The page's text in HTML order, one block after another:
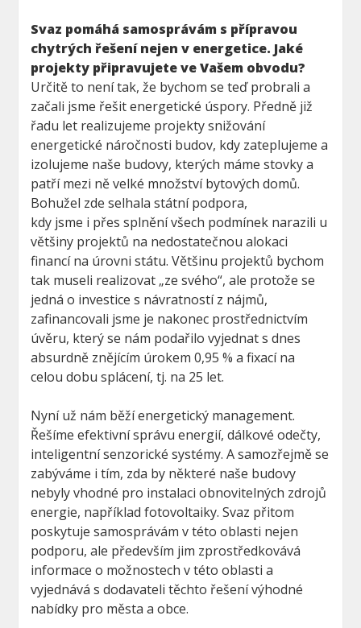
Svaz pomáhá samosprávám s přípravou
chytrých řešení nejen v energetice. Jaké
projekty připravujete ve Vašem obvodu?
Určitě to není tak, že bychom se teď probrali a
začali jsme řešit energetické úspory. Předně již
řadu let realizujeme projekty snižování
energetické náročnosti budov, kdy zateplujeme a
izolujeme naše budovy, kterých máme stovky a
patří mezi ně velké množství bytových domů.
Bohužel zde selhala státní podpora,
kdy jsme i přes splnění všech podmínek narazili u
většiny projektů na nedostatečnou alokaci
financí na úrovni státu. Většinu projektů bychom
tak museli realizovat „ze svého“, ale protože se
jedná o investice s návratností z nájmů,
zafinancovali jsme je nakonec prostřednictvím
úvěru, který se nám podařilo vyjednat s dnes
absurdně znějícím úrokem 0,95 % a fixací na
celou dobu splácení, tj. na 25 let.
Nyní už nám běží energetický management.
Řešíme efektivní správu energií, dálkové odečty,
inteligentní senzorické systémy. A samozřejmě se
zabýváme i tím, zda by některé naše budovy
nebyly vhodné pro instalaci obnovitelných zdrojů
energie, například fotovoltaiky. Svaz přitom
poskytuje samosprávám v této oblasti nejen
podporu, ale především jim zprostředkovává
informace o možnostech v této oblasti a
vyjednává s dodavateli těchto řešení výhodné
nabídky pro města a obce.